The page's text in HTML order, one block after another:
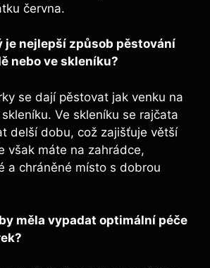
června.
je nejlepší způsob pěstování
nebo ve skleníku?
se dají pěstovat jak venku na
Ve skleníku se rajčata
delší dobu, což zajišťuje větší
však máte na zahrádce,
a chráněné místo s dobrou
měla vypadat optimální péče